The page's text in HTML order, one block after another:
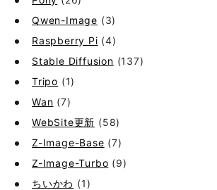
Qwen-Image (3)
Raspberry Pi (4)
Stable Diffusion (137)
Tripo (1)
Wan (7)
WebSite更新 (58)
Z-Image-Base (7)
Z-Image-Turbo (9)
ちいかわ (1)